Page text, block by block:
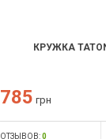
КРУЖКА
785 грн
ОТЗЫВОВ:0